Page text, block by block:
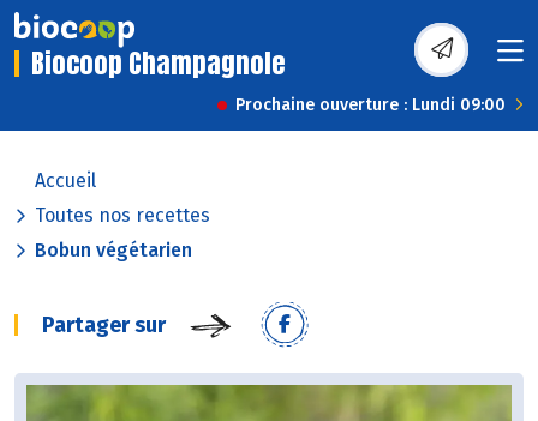
Biocoop Champagnole
Prochaine ouverture : Lundi 09:00
Accueil
Toutes nos recettes
Bobun végétarien
Partager sur